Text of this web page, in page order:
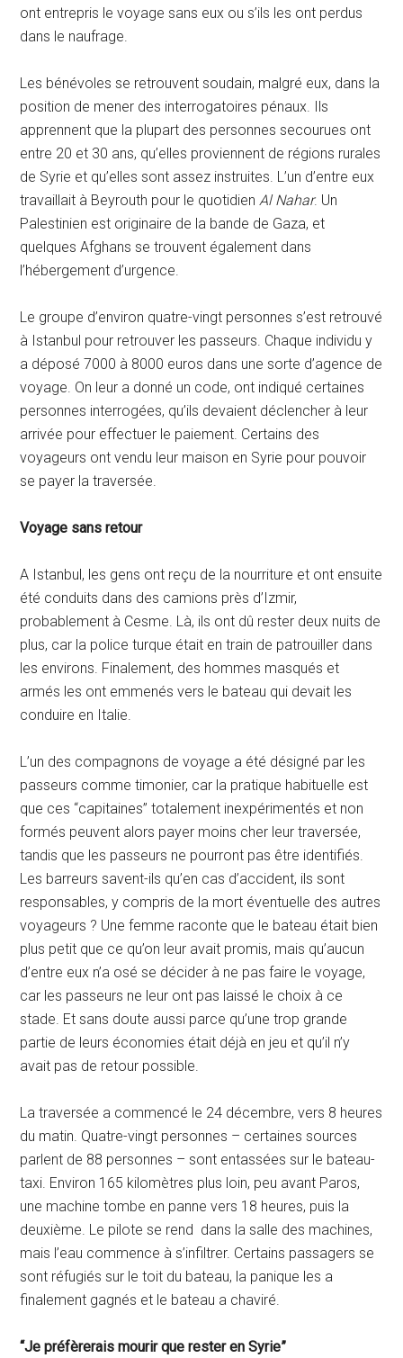
ont entrepris le voyage sans eux ou s’ils les ont perdus
dans le naufrage.
Les bénévoles se retrouvent soudain, malgré eux, dans la
position de mener des interrogatoires pénaux. Ils
apprennent que la plupart des personnes secourues ont
entre 20 et 30 ans, qu’elles proviennent de régions rurales
de Syrie et qu’elles sont assez instruites. L’un d’entre eux
travaillait à Beyrouth pour le quotidienAl Nahar. Un
Palestinien est originaire de la bande de Gaza, et
quelques Afghans se trouvent également dans
l’hébergement d’urgence.
Le groupe d’environ quatre-vingt personnes s’est retrouvé
à Istanbul pour retrouver les passeurs. Chaque individu y
a déposé 7000 à 8000 euros dans une sorte d’agence de
voyage. On leur a donné un code, ont indiqué certaines
personnes interrogées, qu’ils devaient déclencher à leur
arrivée pour effectuer le paiement. Certains des
voyageurs ont vendu leur maison en Syrie pour pouvoir
se payer la traversée.
Voyage sans retour
A Istanbul, les gens ont reçu de la nourriture et ont ensuite
été conduits dans des camions près d’Izmir,
probablement à Cesme. Là, ils ont dû rester deux nuits de
plus, car la police turque était en train de patrouiller dans
les environs. Finalement, des hommes masqués et
armés les ont emmenés vers le bateau qui devait les
conduire en Italie.
L’un des compagnons de voyage a été désigné par les
passeurs comme timonier, car la pratique habituelle est
que ces “capitaines” totalement inexpérimentés et non
formés peuvent alors payer moins cher leur traversée,
tandis que les passeurs ne pourront pas être identifiés.
Les barreurs savent-ils qu’en cas d’accident, ils sont
responsables, y compris de la mort éventuelle des autres
voyageurs ? Une femme raconte que le bateau était bien
plus petit que ce qu’on leur avait promis, mais qu’aucun
d’entre eux n’a osé se décider à ne pas faire le voyage,
car les passeurs ne leur ont pas laissé le choix à ce
stade. Et sans doute aussi parce qu’une trop grande
partie de leurs économies était déjà en jeu et qu’il n’y
avait pas de retour possible.
La traversée a commencé le 24 décembre, vers 8 heures
du matin. Quatre-vingt personnes – certaines sources
parlent de 88 personnes – sont entassées sur le bateau-
taxi. Environ 165 kilomètres plus loin, peu avant Paros,
une machine tombe en panne vers 18 heures, puis la
deuxième. Le pilote se rend dans la salle des machines,
mais l’eau commence à s’infiltrer. Certains passagers se
sont réfugiés sur le toit du bateau, la panique les a
finalement gagnés et le bateau a chaviré.
“Je préfèrerais mourir que rester en Syrie”